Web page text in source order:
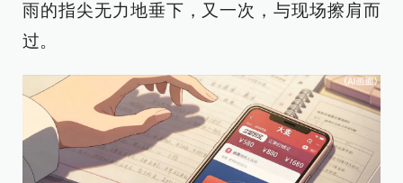
雨的指尖无力地垂下，又一次，与现场擦肩而
过。